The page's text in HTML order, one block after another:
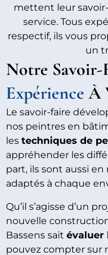
mettent leur
service. Tous
respectif, ils vous
un
Notre
Expérience À
Le savoir-faire
nos peintres en
les techniques de
appréhender les
part, ils sont aussi
adaptés à chaque
Qu’il s’agisse d’un
nouvelle
Bassens sait évaluer
pouvez compter sur